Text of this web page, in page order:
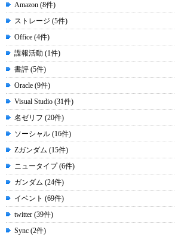
Amazon (8件)
ストレージ (5件)
Office (4件)
諜報活動 (1件)
書評 (5件)
Oracle (9件)
Visual Studio (31件)
名ゼリフ (20件)
ソーシャル (16件)
Zガンダム (15件)
ニュータイプ (6件)
ガンダム (24件)
イベント (69件)
twitter (39件)
Sync (2件)